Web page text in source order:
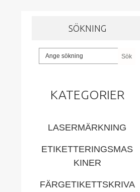
SÖKNING
Sök
KATEGORIER
LASERMÄRKNING
ETIKETTERINGSMAS
KINER
FÄRGETIKETTSKRIVA